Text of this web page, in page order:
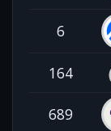
6
164
689